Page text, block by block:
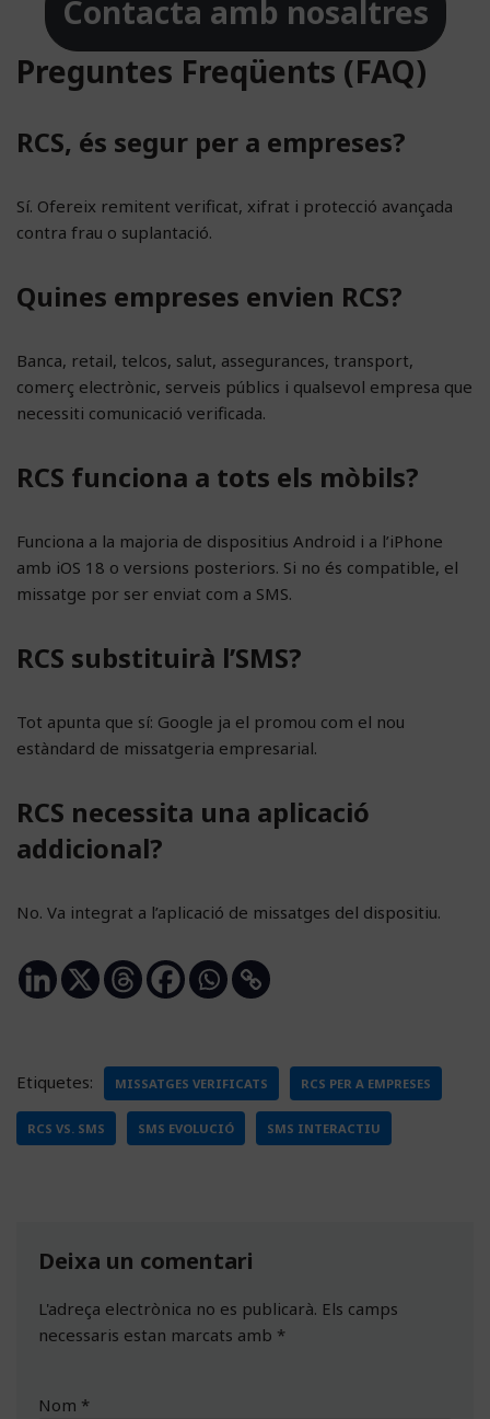
Contacta amb nosaltres
Preguntes Freqüents (FAQ)
RCS, és segur per a empreses?
Sí. Ofereix remitent verificat, xifrat i protecció avançada
contra frau o suplantació.
Quines empreses envien RCS?
Banca, retail, telcos, salut, assegurances, transport,
comerç electrònic, serveis públics i qualsevol empresa que
necessiti comunicació verificada.
RCS funciona a tots els mòbils?
Funciona a la majoria de dispositius Android i a l’iPhone
amb iOS 18 o versions posteriors. Si no és compatible, el
missatge por ser enviat com a SMS.
RCS substituirà l’SMS?
Tot apunta que sí: Google ja el promou com el nou
estàndard de missatgeria empresarial.
RCS necessita una aplicació
addicional?
No. Va integrat a l’aplicació de missatges del dispositiu.
Etiquetes: MISSATGES VERIFICATS RCS PER A EMPRESES
RCS VS. SMS SMS EVOLUCIÓ SMS INTERACTIU
Deixa un comentari
L'adreça electrònica no es publicarà. Els camps
necessaris estan marcats amb *
Nom *